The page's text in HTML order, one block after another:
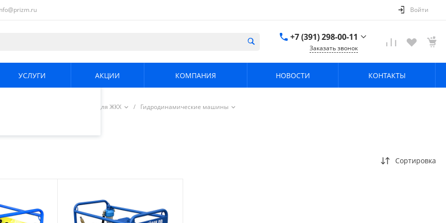
и
Продолжая
использования.
.
Войти
+7 (391) 298-00-11
г. Красноярск, пер.
Заказать звонок
УСЛУГИ АКЦИИ КОМПАНИЯ НОВОСТИ КОНТАКТЫ
и охрана труда Приборы для ЖКХ / Гидродинамические машины
Сортировка